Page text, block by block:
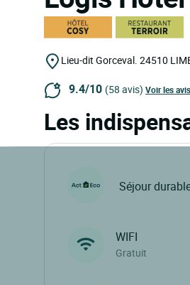
Lieu-dit Gorceval. 24510
9.4/10 (58 avis) Voir les avis
Les
Séjour
WIFI
Gratuit